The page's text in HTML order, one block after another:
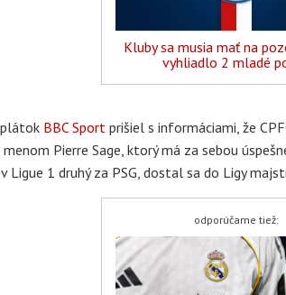
Kluby sa musia mať na
vyhliadlo 2 mladé
BBC Sport prišiel s informáciami, že
Pierre Sage, ktorý má za sebou
Ligue 1 druhý za PSG, dostal sa do Ligy
odporúčame tiež: